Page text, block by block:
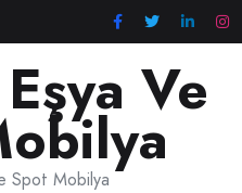
Ve
Spot Mobilya